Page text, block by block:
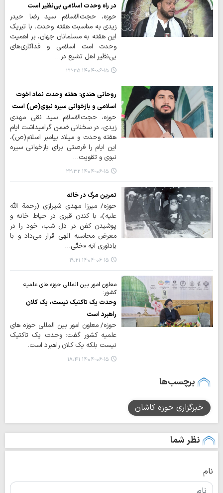
در راه وحدت اسلامی بی‌نظیر است
حوزه، حجت‌الاسلام سید رضا حیدر
زیدی به مناسبت هفته وحدت، با تبریک
این هفته به مسلمانان جهان، بر اهمیت
وحدت امت اسلامی و فداکاری‌های
بی‌نظیر اهل تشیع در…
۱۴۰۴-۰۶-۱۵ ۲۲:۳۵
روحانی هندی: هفته وحدت نماد اخوت
اسلامی و بازخوانی سیره نبوی(ص) است
حوزه، حجت‌الاسلام سید نقی مهدی
زیدی، در سخنانی ضمن گرامیداشت ایام
هفته وحدت و میلاد پیامبر اسلام(ص)،
این ایام را فرصتی برای بازخوانی سیره
نبوی و تقویت…
۱۴۰۴-۰۶-۱۵ ۲۲:۳۲
تمرین مرگ در خانه
حوزه/ میرزا مهدی شیرازی (رحمة الله
علیه)، با کندن قبری در حیاط خانه و
پوشیدن کفن در دل شب، خود را در
معرض محاسبه الهی قرار می‌داد و با
یادآوری آیه «حَتّی…
۱۴۰۴-۰۶-۱۵ ۱۹:۲۱
معاون امور بین المللی حوزه های علمیه
کشور:
وحدت یک تاکتیک نیست، یک کلان
راهبرد است
حوزه/ معاون امور بین المللی حوزه های
علمیه کشور گفت: وحدت یک تاکتیک
نیست بلکه یک کلان راهبرد است.
۱۴۰۴-۰۶-۱۵ ۱۸:۴۱
برچسب‌ها
خبرگزاری حوزه کاشان
نظر شما
نام